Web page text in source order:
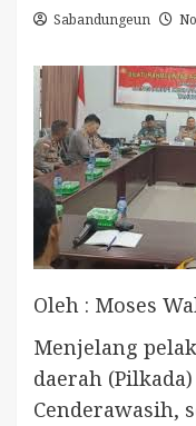
Sabandungeun
Oleh : Moses
Menjelang
daerah
Cenderawasih,